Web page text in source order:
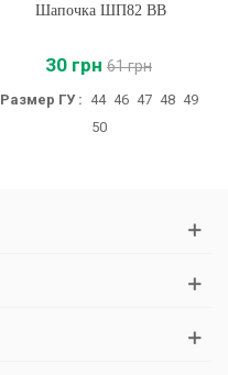
Шапочка ШП82 BB
30 грн 61 грн
Размер ГУ : 44 46 47 48 49
50